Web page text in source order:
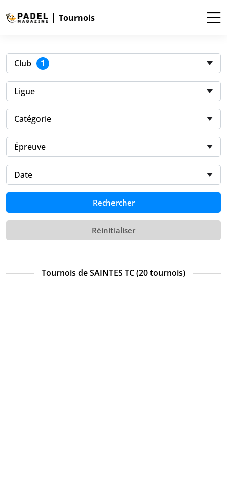
Tournois
Club 1
Ligue
Catégorie
Épreuve
Date
Rechercher
Réinitialiser
Tournois de SAINTES TC (20 tournois)